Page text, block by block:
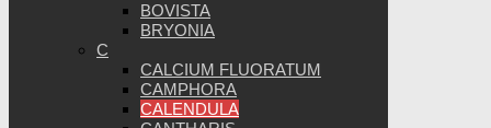
BOVISTA
BRYONIA
C
CALCIUM FLUORATUM
CAMPHORA
CALENDULA